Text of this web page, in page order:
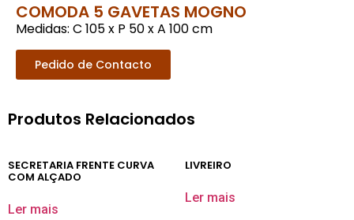
COMODA 5 GAVETAS MOGNO
Medidas: C 105 x P 50 x A 100 cm
Pedido de Contacto
Produtos Relacionados
SECRETARIA FRENTE CURVA
COM ALÇADO
Ler mais
LIVREIRO
Ler mais